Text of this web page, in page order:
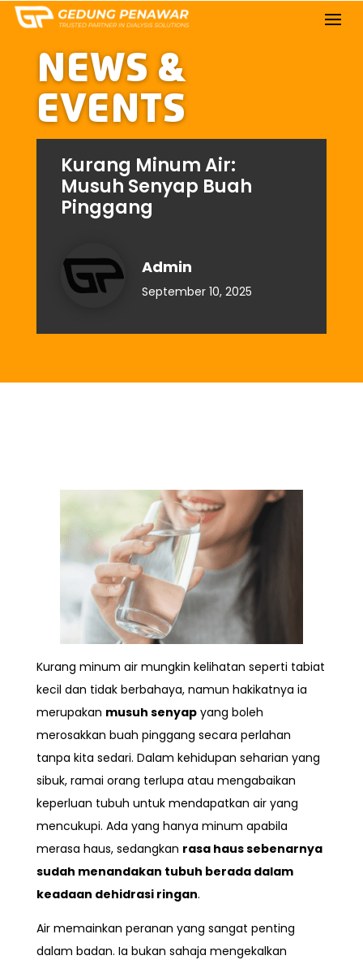
NEWS &
EVENTS
Kurang Minum Air:
Musuh Senyap Buah
Pinggang
Admin
September 10, 2025
Kurang minum air mungkin kelihatan seperti tabiat
kecil dan tidak berbahaya, namun hakikatnya ia
merupakan musuh senyapyang boleh
merosakkan buah pinggang secara perlahan
tanpa kita sedari. Dalam kehidupan seharian yang
sibuk, ramai orang terlupa atau mengabaikan
keperluan tubuh untuk mendapatkan air yang
mencukupi. Ada yang hanya minum apabila
merasa haus, sedangkan rasa haus sebenarnya
sudah menandakan tubuh berada dalam
keadaan dehidrasi ringan.
Air memainkan peranan yang sangat penting
dalam badan. Ia bukan sahaja mengekalkan